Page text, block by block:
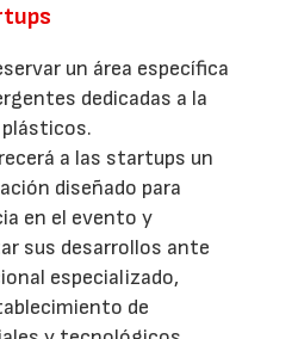
un área específica
dedicadas a la
a las startups un
diseñado para
en el evento y
sus desarrollos ante
especializado,
de